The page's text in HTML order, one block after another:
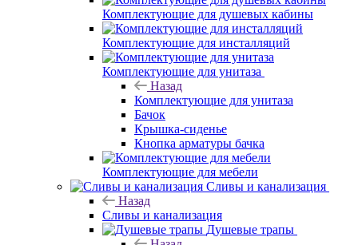
Комплектующие для душевых кабины
Комплектующие для инсталляций
Комплектующие для унитаза
Назад
Комплектующие для унитаза
Бачок
Крышка-сиденье
Кнопка арматуры бачка
Комплектующие для мебели
Сливы и канализация
Назад
Сливы и канализация
Душевые трапы